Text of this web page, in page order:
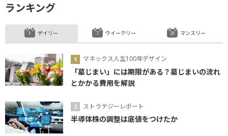
ランキング
デイリー
マネックス人生100年デザイン
「墓じまい」には期限がある？墓じまいの流れ
とかかる費用を解説
ストラテジーレポート
半導体株の調整は底値をつけたか
ウイークリー マンスリー